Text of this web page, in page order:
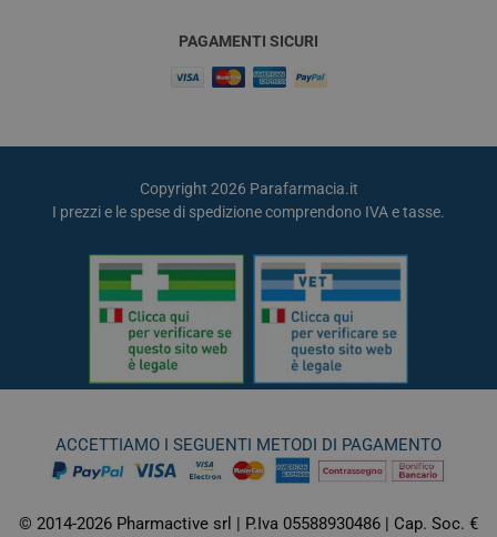
PAGAMENTI SICURI
Copyright 2026 Parafarmacia.it
I prezzi e le spese di spedizione comprendono IVA e tasse.
ACCETTIAMO I SEGUENTI METODI DI PAGAMENTO
© 2014-2026 Pharmactive srl | P.Iva 05588930486 | Cap. Soc. €